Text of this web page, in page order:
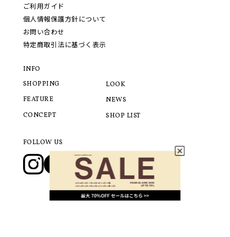
ご利用ガイド
個人情報保護方針について
お問い合わせ
特定商取引法に基づく表示
INFO
SHOPPING
FEATURE
CONCEPT
LOOK
NEWS
SHOP LIST
FOLLOW US